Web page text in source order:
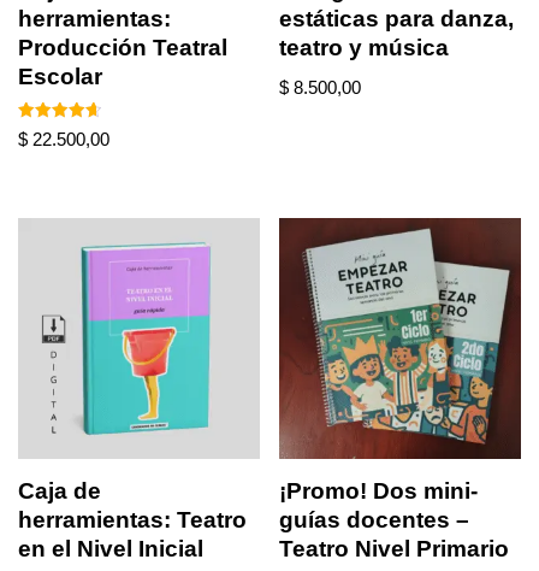
herramientas:
Producción Teatral
Escolar
Valorado
en
$ 22.500,00
estáticas para danza,
teatro y música
$ 8.500,00
Caja de
herramientas: Teatro
en el Nivel Inicial
¡Promo! Dos mini-
guías docentes –
Teatro Nivel Primario